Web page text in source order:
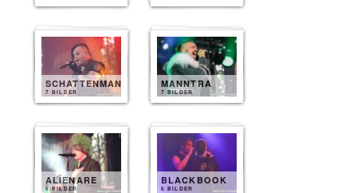
SCHATTENMANN
7 BILDER
MANNTRA
7 BILDER
ALIENARE
6 BILDER
BLACKBOOK
6 BILDER